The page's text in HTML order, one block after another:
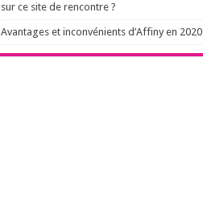
sur ce site de rencontre ?
Avantages et inconvénients d’Affiny en 2020